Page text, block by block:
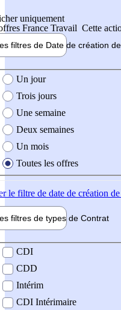
uniquement
France Travail Cette
filtres de Date de création
création de l'offre
Un jour
Trois jours
Une semaine
Deux semaines
Un mois
Toutes les offres
le filtre de date de création
filtres de types de Contrat
contrat
CDI
CDD
Intérim
CDI Intérimaire